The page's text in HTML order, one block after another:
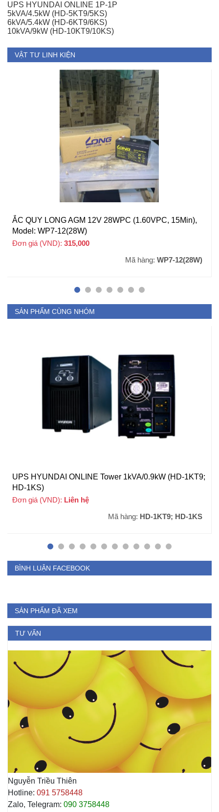
UPS HYUNDAI ONLINE 1P-1P
5kVA/4.5kW (HD-5KT9/5KS)
6kVA/5.4kW (HD-6KT9/6KS)
10kVA/9kW (HD-10KT9/10KS)
VẬT TƯ LINH KIỆN
ẮC QUY LONG AGM 12V 28WPC (1.60VPC, 15Min),
Model: WP7-12(28W)
Đơn giá (VND): 315,000
Mã hàng: WP7-12(28W)
SẢN PHẨM CÙNG NHÓM
UPS HYUNDAI ONLINE Tower 1kVA/0.9kW (HD-1KT9;
HD-1KS)
Đơn giá (VND): Liên hệ
Mã hàng: HD-1KT9; HD-1KS
BÌNH LUẬN FACEBOOK
SẢN PHẨM ĐÃ XEM
TƯ VẤN
Nguyễn Triều Thiên
Hotline: 091 5758448
Zalo, Telegram: 090 3758448